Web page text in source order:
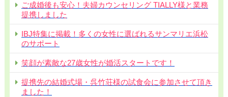
ご成婚後も安心！夫婦カウンセリング TIALLY様と業務
提携しました
IBJ特集に掲載！多くの女性に選ばれるサンマリエ浜松
のサポート
笑顔が素敵な27歳女性が婚活スタートです！
提携先の結婚式場・呉竹荘様の試食会に参加させて頂き
ました！